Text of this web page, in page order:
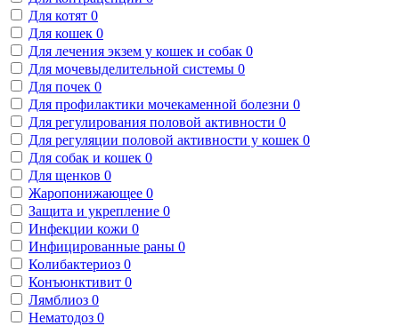
Для котят 0
Для кошек 0
Для лечения экзем у кошек и собак 0
Для мочевыделительной системы 0
Для почек 0
Для профилактики мочекаменной болезни 0
Для регулирования половой активности 0
Для регуляции половой активности у кошек 0
Для собак и кошек 0
Для щенков 0
Жаропонижающее 0
Защита и укрепление 0
Инфекции кожи 0
Инфицированные раны 0
Колибактериоз 0
Конъюнктивит 0
Лямблиоз 0
Нематодоз 0